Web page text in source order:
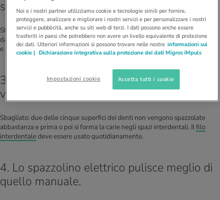
strofinati energicamente.
Sbagliato: se si preme troppo lo spazzolino mentre si puliscono i denti, si
danneggiano le gengive e si consuma lo smalto. Il colletto dentale si scopre
e può far male.
3. È sufficiente usare il filo interdentale una
volta alla settimana.
Sbagliato: due delle cinque superfici dei denti non vengono spazzolate
abbastanza e prima o poi si forma la carie negli spazi interdentali. Ilfilo
interdentaledeve essere usato quotidianamente.
4. Lo spazzolino elettrico pulisce meglio di
quello manuale.
Noi e i nostri partner utilizziamo cookie e tecnologie simili per fornire,
proteggere, analizzare e migliorare i nostri servizi e per personalizzare i nostri
servizi e pubblicità, anche su siti web di terzi. I dati possono anche essere
trasferiti in paesi che potrebbero non avere un livello equivalente di protezione
dei dati. Ulteriori informazioni si possono trovare nelle nostre informazioni sui
cookie | Dichiarazione integrativa sulla protezione dei dati Migros iMpuls
Impostazioni cookie Accetta tutti i cookie